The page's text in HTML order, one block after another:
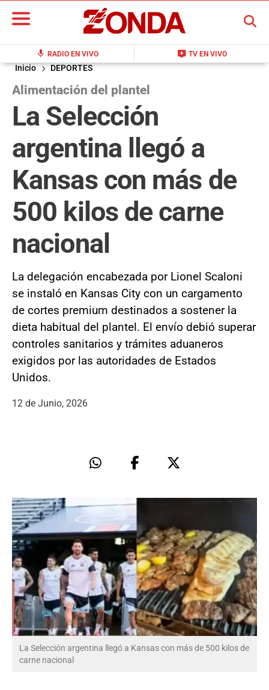
mic RADIO EN VIVO live_tv TV EN VIVO
BUSCAR
Inicio DEPORTES
Alimentación del plantel
La Selección
argentina llegó a
Kansas con más de
500 kilos de carne
nacional
La delegación encabezada por Lionel Scaloni
se instaló en Kansas City con un cargamento
de cortes premium destinados a sostener la
dieta habitual del plantel. El envío debió superar
controles sanitarios y trámites aduaneros
exigidos por las autoridades de Estados
Unidos.
12 de Junio, 2026
La Selección argentina llegó a Kansas con más de 500 kilos de
carne nacional